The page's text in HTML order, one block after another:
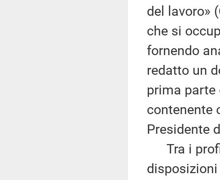
del lavoro»
che si
fornendo
redatto un
prima parte
contenente
Presidente
Tra i